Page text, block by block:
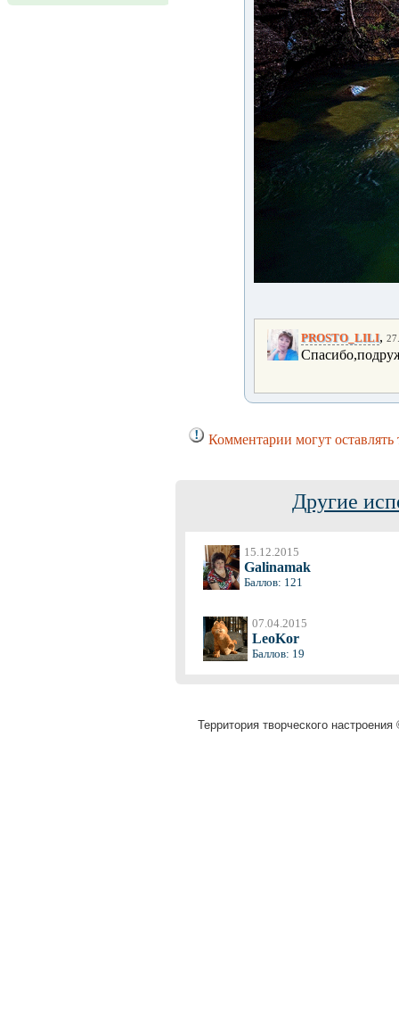
PROSTO_LILI,
Комментарии могут оставлять
Другие
15.12.2015
Galinamak
Баллов: 121
07.04.2015
LeoKor
Баллов: 19
Территория творческого